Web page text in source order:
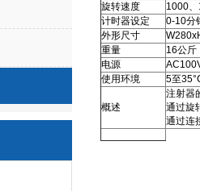
旋转速度
1000
计时器设定
0-10分
外形尺寸
重量
16公斤
电源
使用环境
5至
概述
注射器
通过旋
通过连